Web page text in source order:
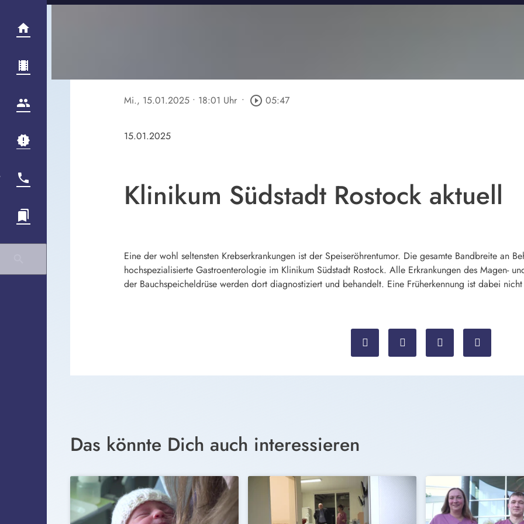
Mi., 15.01.2025 • 18:01 Uhr • play_circle_outline 05:47
15.01.2025
Klinikum Südstadt Rostock aktuell
Eine der wohl seltensten Krebserkrankungen ist der Speiseröhrentumor. Die gesamte Bandbreite an
hochspezialisierte Gastroenterologie im Klinikum Südstadt Rostock. Alle Erkrankungen des Magen-
der Bauchspeicheldrüse werden dort diagnostiziert und behandelt. Eine Früherkennung ist dabei
Das könnte Dich auch interessieren